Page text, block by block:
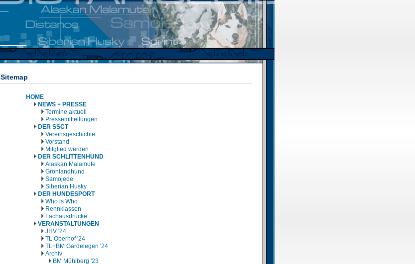
Sitemap
HOME
NEWS + PRESSE
Termine aktuell
Pressemitteilungen
DER SSCT
Vereinsgeschichte
Vorstand
Mitglied werden
DER SCHLITTENHUND
Alaskan Malamute
Grönlandhund
Samojede
Siberian Husky
DER HUNDESPORT
Who is Who
Rennklassen
Fachausdrücke
VERANSTALTUNGEN
JHV '24
TL Oberhof '24
TL+BM Gardelegen '24
Archiv
BM Mühlberg '23